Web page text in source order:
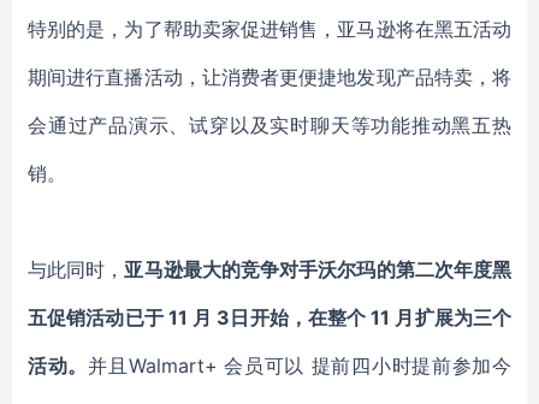
特别的是，为了帮助卖家促进销售，亚马逊将在黑五活动
期间进行直播活动，让消费者更便捷地发现产品特卖，将
会通过产品演示、试穿以及实时聊天等功能推动黑五热
销。
与此同时，亚马逊最大的竞争对手沃尔玛的第二次年度黑
五促销活动已于 11 月 3日开始，在整个 11 月扩展为三个
活动。并且Walmart+ 会员可以 提前四小时提前参加今